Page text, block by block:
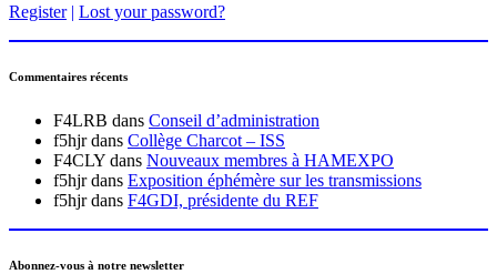
Register| Lost your password?
Commentaires récents
F4LRB dans Conseil d’administration
f5hjrdans Collège Charcot – ISS
F4CLY dans Nouveaux membres à HAMEXPO
f5hjrdans Exposition éphémère sur les transmissions
f5hjrdans F4GDI, présidente du REF
Abonnez-vous à notre newsletter